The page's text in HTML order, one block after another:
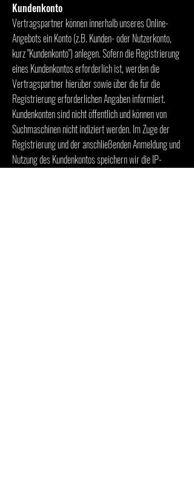
Kundenkonto
Vertragspartner können innerhalb unseres Online-
Angebots ein Konto (z.B. Kunden- oder Nutzerkonto,
kurz "Kundenkonto") anlegen. Sofern die Registrierung
eines Kundenkontos erforderlich ist, werden die
Vertragspartner hierüber sowie über die für die
Registrierung erforderlichen Angaben informiert.
Kundenkonten sind nicht öffentlich und können von
Suchmaschinen nicht indiziert werden. Im Zuge der
Registrierung und der anschließenden Anmeldung und
Nutzung des Kundenkontos speichern wir die IP-